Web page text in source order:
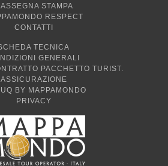
STAMPA
RESPECT
CONTATTI
TECNICA
GENERALI
PACCHETTO TURIST.
ASSICURAZIONE
BY MAPPAMONDO
PRIVACY